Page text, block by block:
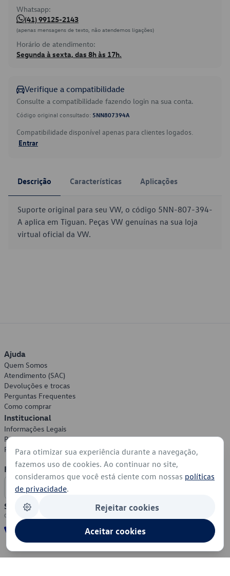
Whatsapp:
(41) 99125-2143
(apenas mensagens de texto, não atendemos ligações)
Horário de atendimento:
Segunda à sexta, das 8h às 17h.
Verifique a compatibilidade
Consulte a compatibilidade fazendo login na sua conta.
Código original consultado: 5NN807394A
Compatibilidade disponível apenas para clientes logados.
Entrar
Descrição Características Aplicações
Suporte original para seu VW, o código 5NN-807-394-
A aplica em Tiguan. Peças VW genuínas na sua loja
virtual oficial da VW.
Ajuda
Quem Somos
Atendimento (SAC)
Devoluções e trocas
Perguntas Frequentes
Como comprar
Institucional
Informações Legais
Política de Privacidade
Política de Cookies
Formas de Pagamento
Segurança
Para otimizar sua experiência durante a navegação,
fazemos uso de cookies. Ao continuar no site,
consideramos que você está ciente com nossas políticas
de privacidade.
Rejeitar cookies
Aceitar cookies